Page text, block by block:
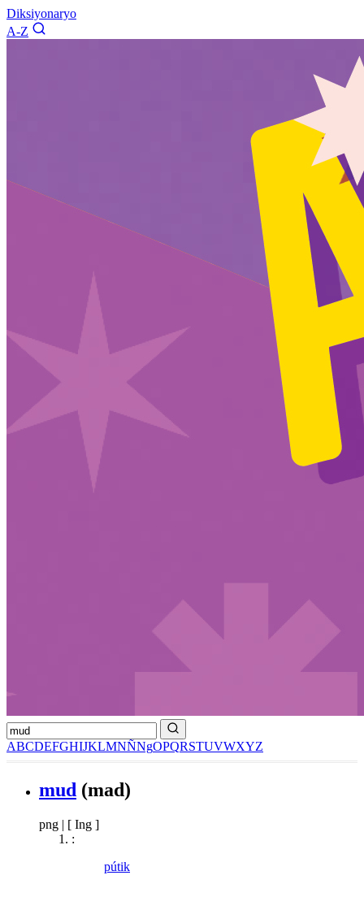
Diksiyonaryo
A-Z
ABCDEFGHIJKLMNÑNgOPQRSTUVWXYZ
mud (mad)
png | [ Ing ]
:
pútik